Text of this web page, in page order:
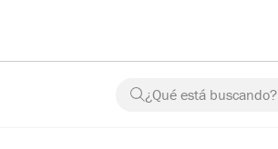
¿Qué está buscando?